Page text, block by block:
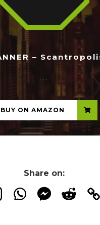
–
...
BUY ON AMAZON
Share on: